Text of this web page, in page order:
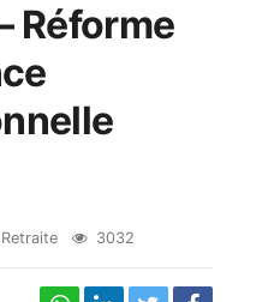
Réforme
3032